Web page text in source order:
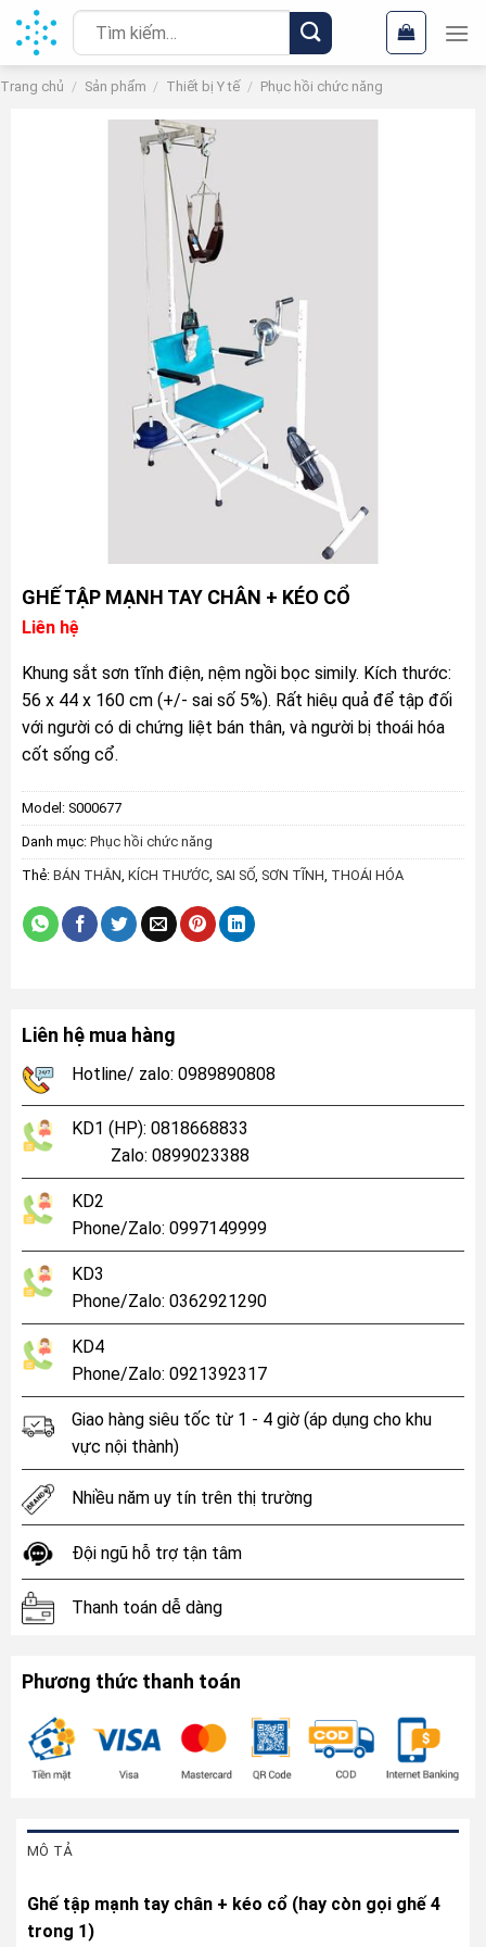
Chuyển
đến
nội
dung
Tìm
kiếm:
Trang chủ / Sản phẩm / Thiết bị Y tế / Phục hồi chức năng
GHẾ TẬP MẠNH TAY CHÂN + KÉO CỔ
Liên hệ
Khung sắt sơn tĩnh điện, nệm ngồi bọc simily. Kích thước:
56 x 44 x 160 cm (+/- sai số 5%). Rất hiêụ quả để tập đối
với người có di chứng liệt bán thân, và người bị thoái hóa
cốt sống cổ.
Model: S000677
Danh mục: Phục hồi chức năng
Thẻ: BÁN THÂN KÍCH THƯỚC, SAI SỐ, SƠN TĨNH THOÁI HÓA
Liên hệ mua hàng
Hotline/ zalo: 0989890808
KD1 (HP): 0818668833
Zalo: 0899023388
KD2
Phone/Zalo: 0997149999
KD3
Phone/Zalo: 0362921290
KD4
Phone/Zalo: 0921392317
Giao hàng siêu tốc từ 1 - 4 giờ (áp dụng cho khu
vực nội thành)
Nhiều năm uy tín trên thị trường
Đội ngũ hỗ trợ tận tâm
Thanh toán dễ dàng
Phương thức thanh toán
MÔ TẢ
Ghế tập mạnh tay chân + kéo cổ (hay còn gọi ghế 4
trong 1)